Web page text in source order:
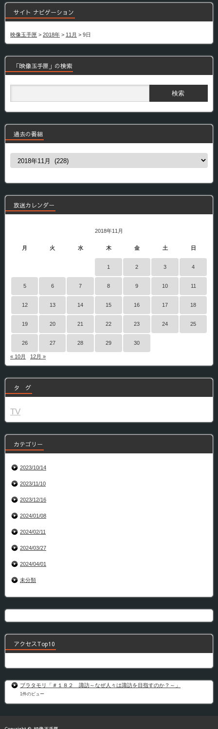
サイト ナビゲーション
映像玉手匣 > 2018年 > 11月 > 9日
「映像玉手匣」の検索
過去の番組
過
組
放送カレンダー
2018年11月
月 火 水 木 金 土 日
1 2 3 4
5 6 7 8 9 10 11
12 13 14 15 16 17 18
19 20 21 22 23 24 25
26 27 28 29 30
« 10月 12月 »
タ グ
TV
カテゴリー
2023/10/14
2023/11/10
2023/12/16
2024/01/08
2024/02/11
2024/03/27
2024/04/01
未分類
アクセスTop10
ブラタモリ「＃１８２ 諏訪～なぜ人々は諏訪を目指すのか？～」
1件のビュー